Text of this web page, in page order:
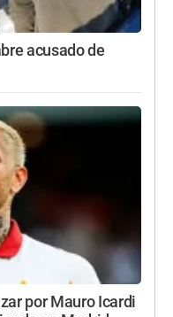
acusado de
por Mauro Icardi